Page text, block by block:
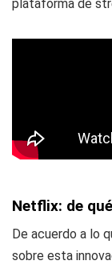
plataforma de
Netflix: de
De acuerdo a lo
sobre esta